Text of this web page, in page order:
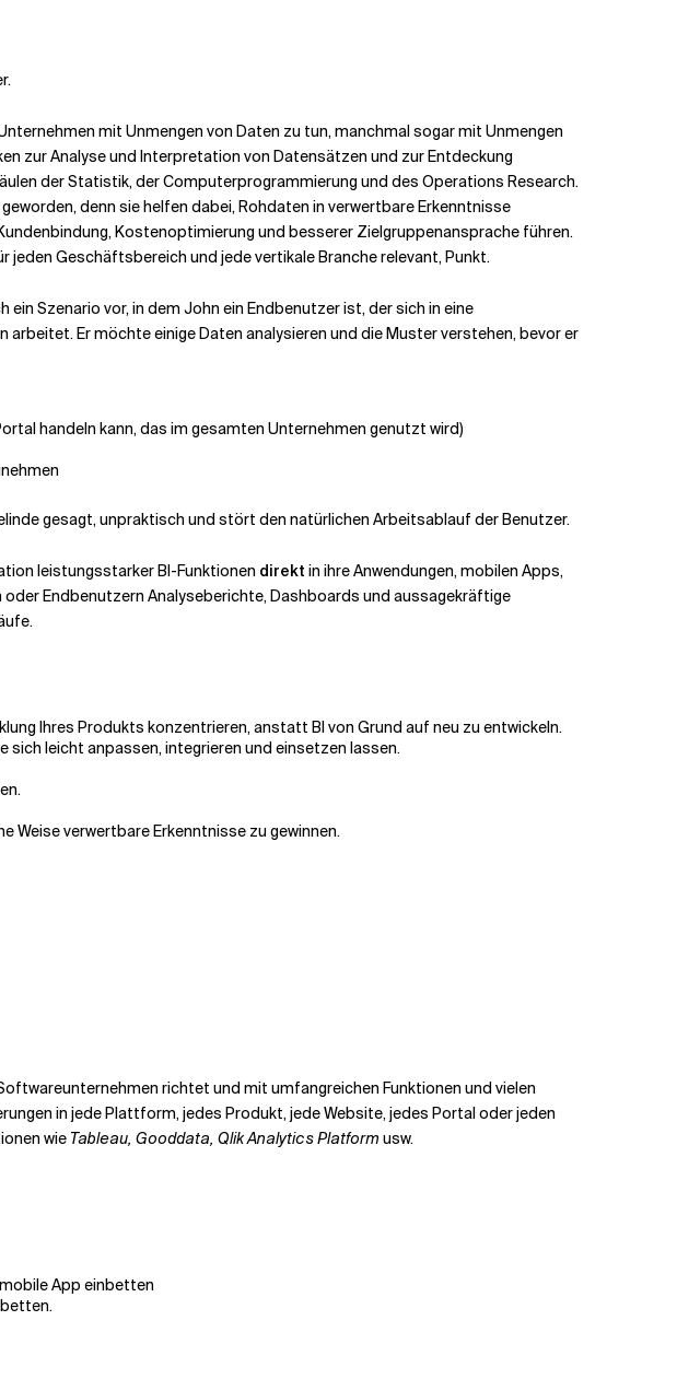
mit Unmengen von Daten zu tun, manchmal sogar mit Unmengen
zur Analyse und Interpretation von Datensätzen und zur Entdeckung
der Statistik, der Computerprogrammierung und des Operations Research.
denn sie helfen dabei,Rohdaten in verwertbare Erkenntnisse
Kostenoptimierung und besserer Zielgruppenansprache führen.
Geschäftsbereich und jede vertikale Branche relevant, Punkt.
Szenario vor, in dem John ein Endbenutzer ist, der sich in eine
Er möchte einige Daten analysieren und die Muster verstehen, bevor er
handeln kann, das im gesamten Unternehmen genutzt wird)
gesagt, unpraktisch und stört den natürlichen Arbeitsablauf der Benutzer.
leistungsstarker BI-Funktionen direkt in ihre Anwendungen, mobilen Apps,
Endbenutzern Analyseberichte, Dashboards und aussagekräftige
Ihres Produkts konzentrieren, anstatt BI von Grund auf neu zu entwickeln.
sich leicht anpassen, integrieren und einsetzen lassen.
Weise verwertbare Erkenntnisse zu gewinnen.
richtet und mit umfangreichen Funktionen und vielen
in jede Plattform, jedes Produkt, jede Website, jedes Portal oder jeden
wie Tableau, Gooddata, Qlik Analytics Platform usw.
App einbetten